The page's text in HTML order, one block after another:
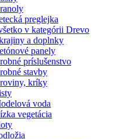
preglejka
v kategórii Drevo
a doplnky
panely
príslušenstvo
stavby
kríky
voda
vegetácia